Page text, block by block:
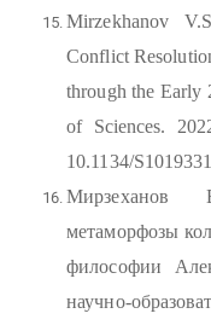
Mirzekhanov
Conflict
through the Early
of Sciences.
10.1134/
Мирзеханов
метаморфозы
философии
научно-